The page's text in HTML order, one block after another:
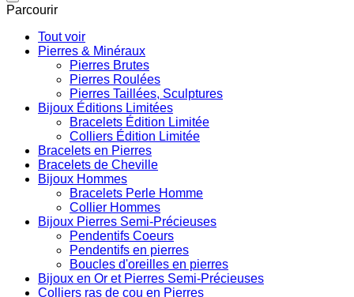
Parcourir
Tout voir
Pierres & Minéraux
Pierres Brutes
Pierres Roulées
Pierres Taillées, Sculptures
Bijoux Éditions Limitées
Bracelets Édition Limitée
Colliers Édition Limitée
Bracelets en Pierres
Bracelets de Cheville
Bijoux Hommes
Bracelets Perle Homme
Collier Hommes
Bijoux Pierres Semi-Précieuses
Pendentifs Coeurs
Pendentifs en pierres
Boucles d'oreilles en pierres
Bijoux en Or et Pierres Semi-Précieuses
Colliers ras de cou en Pierres